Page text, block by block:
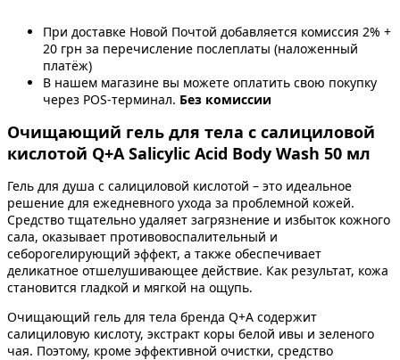
При доставке Новой Почтой добавляется комиссия 2% +
20 грн за перечисление послеплаты (наложенный
платёж)
В нашем магазине вы можете оплатить свою покупку
через POS-терминал. Без комиссии
Очищающий гель для тела с салициловой
кислотой Q+A Salicylic Acid Body Wash 50 мл
Гель для душа с салициловой кислотой – это идеальное
решение для ежедневного ухода за проблемной кожей.
Средство тщательно удаляет загрязнение и избыток кожного
сала, оказывает противовоспалительный и
себорогелирующий эффект, а также обеспечивает
деликатное отшелушивающее действие. Как результат, кожа
становится гладкой и мягкой на ощупь.
Очищающий гель для тела бренда Q+A содержит
салициловую кислоту, экстракт коры белой ивы и зеленого
чая. Поэтому, кроме эффективной очистки, средство